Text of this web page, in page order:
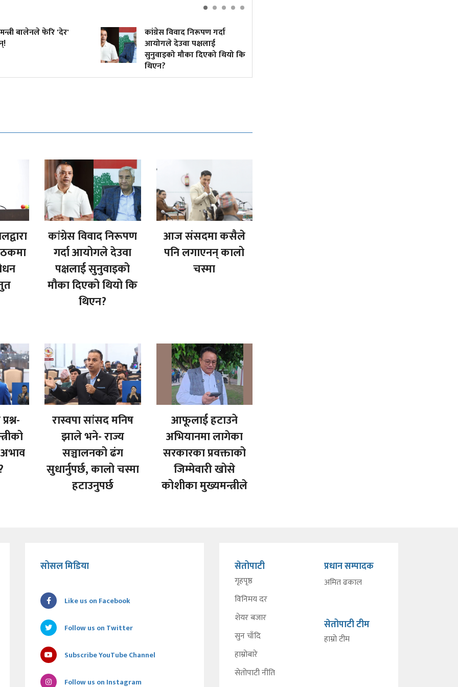
बालेनले फेरि 'देर'
कांग्रेस विवाद निरूपण गर्दा
आयोगले देउवा पक्षलाई
सुनुवाइको मौका दिएको थियो कि
थिएन?
कांग्रेस विवाद निरूपण
गर्दा आयोगले देउवा
पक्षलाई सुनुवाइको
मौका दिएको थियो कि
थिएन?
आज संसदमा कसैले
पनि लगाएनन् कालो
चस्मा
अभाव
रास्वपा सांसद मनिष
झाले भने- राज्य
सञ्चालनको ढंग
सुधार्नुपर्छ, कालो चस्मा
हटाउनुपर्छ
आफूलाई हटाउने
अभियानमा लागेका
सरकारका प्रवक्ताको
जिम्मेवारी खोसे
कोशीका मुख्यमन्त्रीले
सोसल मिडिया
Like us on Facebook
Follow us on Twitter
Subscribe YouTube Channel
Follow us on Instagram
सेतोपाटी
गृहपृष्ठ
विनिमय दर
शेयर बजार
सुन चाँदि
हाम्रोबारे
सेतोपाटी नीति
प्रधान सम्पादक
अमित ढकाल
सेतोपाटी टीम
हाम्रो टीम